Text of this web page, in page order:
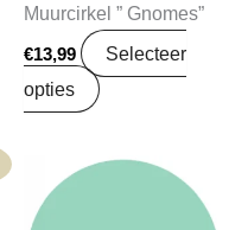
Muurcirkel ” Gnomes”
€13,99
Selecteer
opties